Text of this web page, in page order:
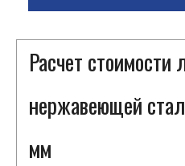
Расчет стоимости
нержавеющей
мм